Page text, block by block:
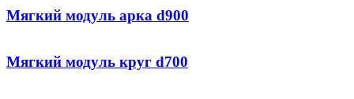
Мягкий модуль арка d900
Мягкий модуль круг d700